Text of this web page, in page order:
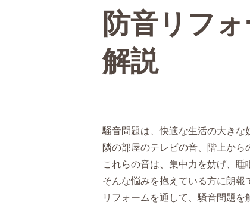
防音リフ
解説
騒音問題は、快適な生活の大きな
隣の部屋のテレビの音、階上から
これらの音は、集中力を妨げ、睡
そんな悩みを抱えている方に朗報
リフォームを通して、騒音問題を